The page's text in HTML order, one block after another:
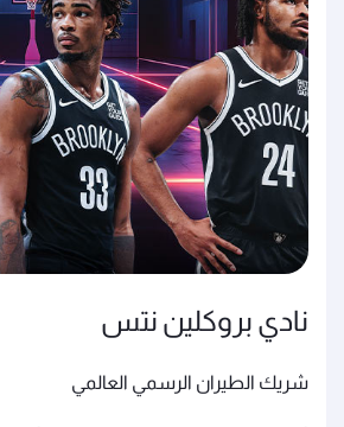
نادي بروكلين نتس
شريك الطيران الرسمي العالمي